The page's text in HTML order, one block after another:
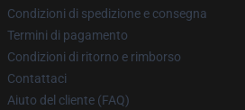
Condizioni di spedizione e consegna
Termini di pagamento
Condizioni di ritorno e rimborso
Contattaci
Aiuto del cliente (FAQ)